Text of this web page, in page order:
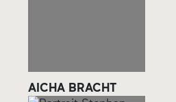
AICHA BRACHT